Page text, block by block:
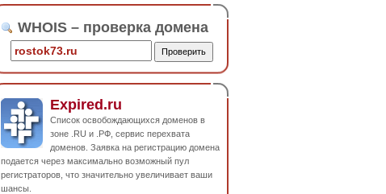
WHOIS – проверка домена
Expired.ru
Список освобождающихся доменов в
зоне .RU и .РФ, сервис перехвата
доменов. Заявка на регистрацию домена
подается через максимально возможный пул
регистраторов, что значительно увеличивает ваши
шансы.